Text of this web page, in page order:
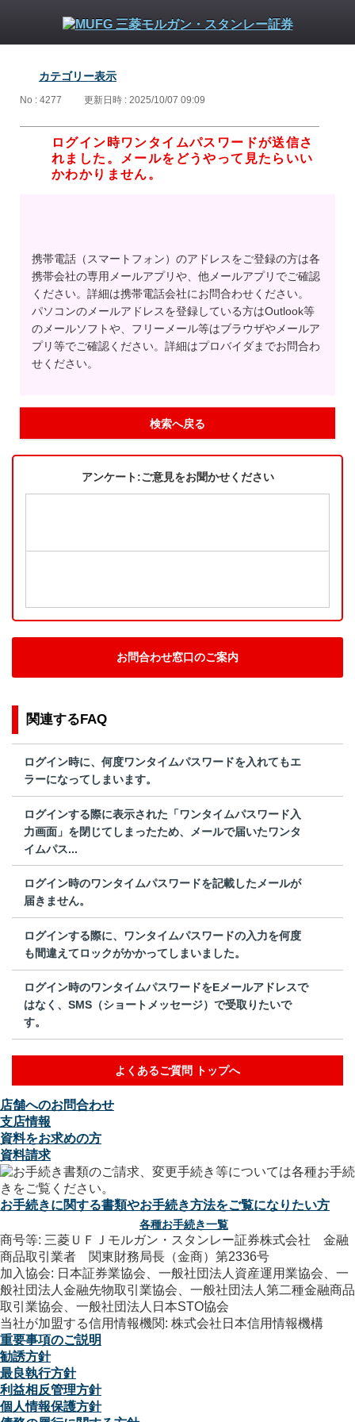
カテゴリー表示
No : 4277 更新日時 : 2025/10/07 09:09
ログイン時ワンタイムパスワードが送信さ
れました。メールをどうやって見たらいい
かわかりません。
携帯電話（スマートフォン）のアドレスをご登録の方は各
携帯会社の専用メールアプリや、他メールアプリでご確認
ください。詳細は携帯電話会社にお問合わせください。
パソコンのメールアドレスを登録している方はOutlook等
のメールソフトや、フリーメール等はブラウザやメールア
プリ等でご確認ください。詳細はプロバイダまでお問合わ
せください。
検索へ戻る
アンケート:ご意見をお聞かせください
お問合わせ窓口のご案内
関連するFAQ
ログイン時に、何度ワンタイムパスワードを入れてもエ
ラーになってしまいます。
ログインする際に表示された「ワンタイムパスワード入
力画面」を閉じてしまったため、メールで届いたワンタ
イムパス...
ログイン時のワンタイムパスワードを記載したメールが
届きません。
ログインする際に、ワンタイムパスワードの入力を何度
も間違えてロックがかかってしまいました。
ログイン時のワンタイムパスワードをEメールアドレスで
はなく、SMS（ショートメッセージ）で受取りたいで
す。
よくあるご質問 トップへ
店舗へのお問合わせ
支店情報
資料をお求めの方
資料請求
お手続きに関する書類やお手続き方法をご覧になりたい方
各種お手続き一覧
商号等: 三菱ＵＦＪモルガン・スタンレー証券株式会社 金融
商品取引業者 関東財務局長（金商）第2336号
加入協会: 日本証券業協会、一般社団法人資産運用業協会、一
般社団法人金融先物取引業協会、一般社団法人第二種金融商品
取引業協会、一般社団法人日本STO協会
当社が加盟する信用情報機関: 株式会社日本信用情報機構
重要事項のご説明
勧誘方針
最良執行方針
利益相反管理方針
個人情報保護方針